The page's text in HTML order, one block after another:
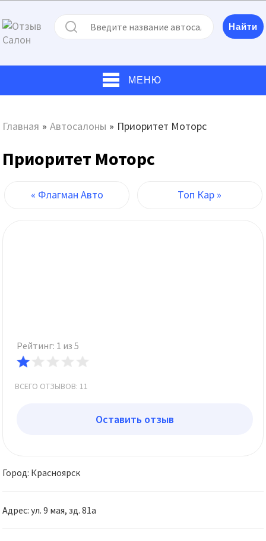
МЕНЮ
Главная » Автосалоны » Приоритет Моторс
Приоритет Моторс
« Флагман Авто Топ Кар »
Город: Красноярск
Адрес: ул. 9 мая, зд. 81а
Рейтинг: 1 из 5
ВСЕГО ОТЗЫВОВ: 11
Оставить отзыв